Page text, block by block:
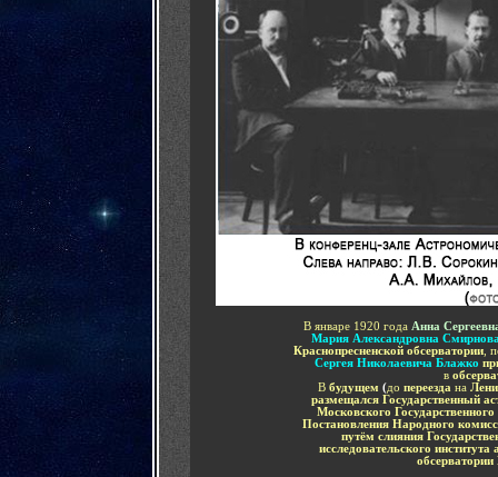
В январе 1920 года Анна
Мария Александровна
Краснопресненской обсерватории ,
Сергея Николаевича Блажко
в
В будущем (до переезда на
размещался Государственный
Московского Государственного
Постановления Народного
путём слияния
исследовательского